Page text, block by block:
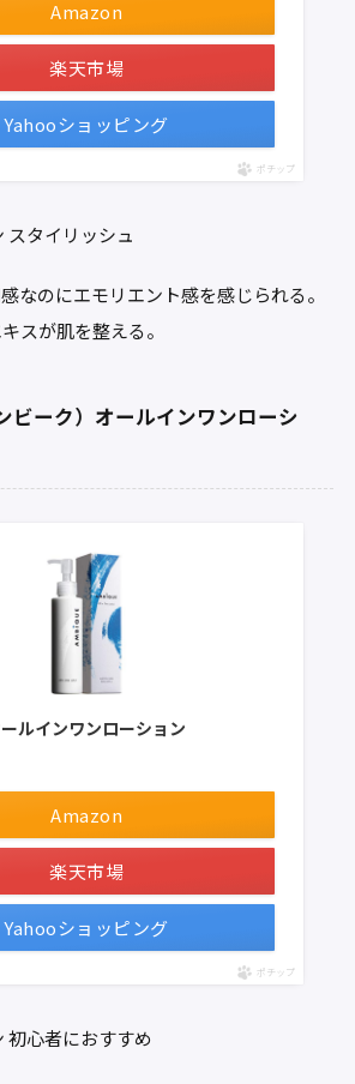
Amazon
楽天市場
Yahooショッピング
ポチップ
スタイリッシュ
なのにエモリエント感を感じられる。
スが肌を整える。
ビーク）オールインワンローシ
ルインワンローション
Amazon
楽天市場
Yahooショッピング
ポチップ
初心者におすすめ